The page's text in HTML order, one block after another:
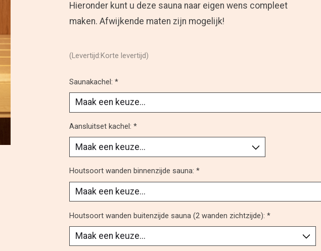
Hieronder kunt u deze sauna naar eigen wens compleet
maken. Afwijkende maten zijn mogelijk!
(Levertijd:Korte levertijd)
Saunakachel: *
Aansluitset kachel: *
Houtsoort wanden binnenzijde sauna: *
Houtsoort wanden buitenzijde sauna (2 wanden zichtzijde): *